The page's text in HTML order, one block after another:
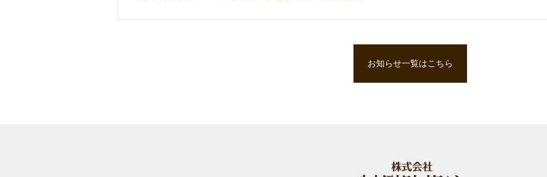
お知らせ一覧はこちら